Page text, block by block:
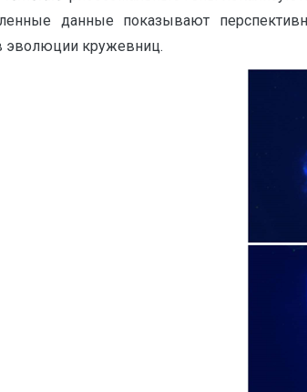
данные показывают
эволюции кружевниц.